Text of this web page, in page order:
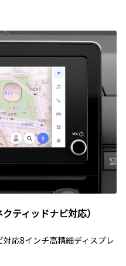
ティッドナビ対応）
応8インチ高精細ディスプレ